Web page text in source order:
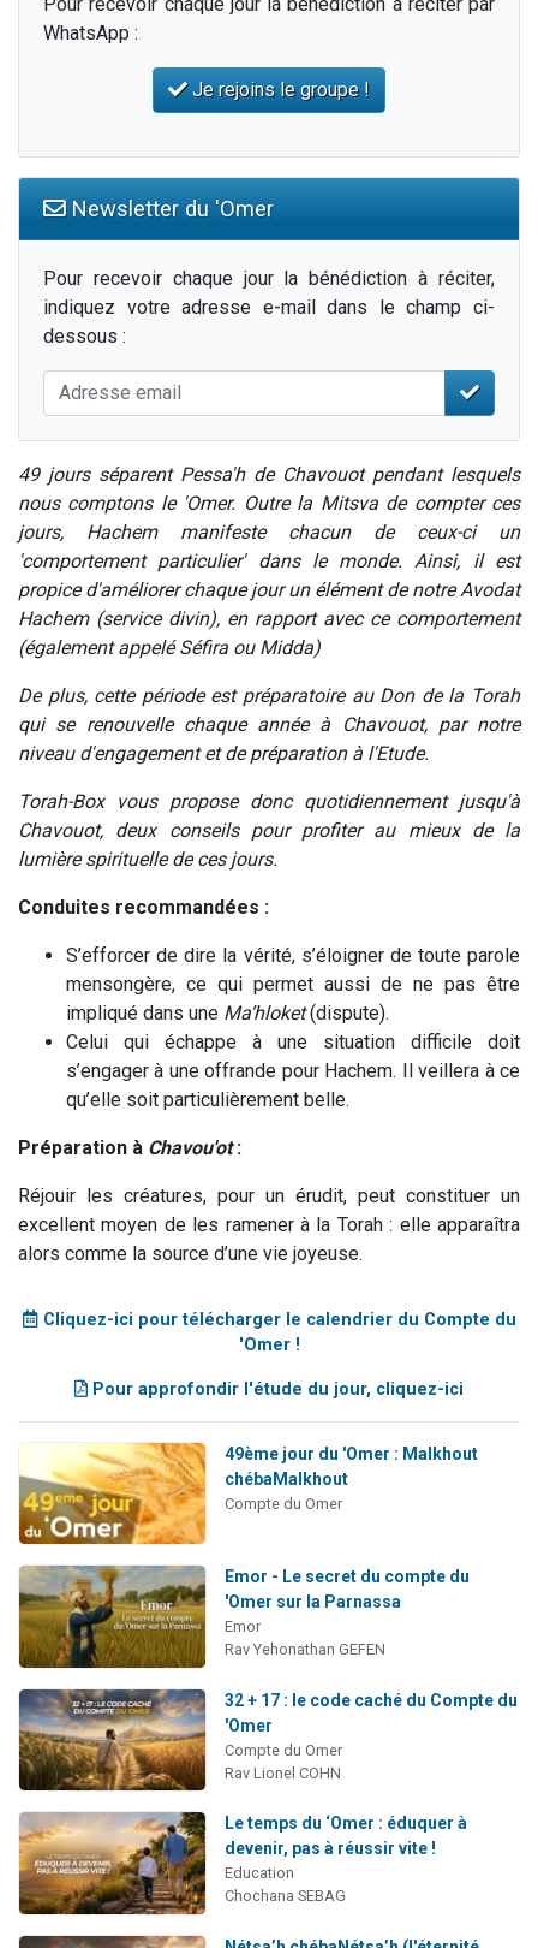
WhatsApp :
Je rejoins le groupe !
Newsletter du 'Omer
Pour recevoir chaque jour la bénédiction à réciter,
indiquez votre adresse e-mail dans le champ ci-
dessous :
49 jours séparent Pessa'h de Chavouot pendant lesquels
nous comptons le 'Omer. Outre la Mitsva de compter ces
jours, Hachem manifeste chacun de ceux-ci un
'comportement particulier' dans le monde. Ainsi, il est
propice d'améliorer chaque jour un élément de notre Avodat
Hachem (service divin), en rapport avec ce comportement
(également appelé Séfira ou Midda)
De plus, cette période est préparatoire au Don de la Torah
qui se renouvelle chaque année à Chavouot, par notre
niveau d'engagement et de préparation à l'Etude.
Torah-Box vous propose donc quotidiennement jusqu'à
Chavouot, deux conseils pour profiter au mieux de la
lumière spirituelle de ces jours.
Conduites recommandées :
S’efforcer de dire la vérité, s’éloigner de toute parole
mensongère, ce qui permet aussi de ne pas être
impliqué dans une Ma’hloket(dispute).
Celui qui échappe à une situation difficile doit
s’engager à une offrande pour Hachem. Il veillera à ce
qu’elle soit particulièrement belle.
Préparation à Chavou'ot:
Réjouir les créatures, pour un érudit, peut constituer un
excellent moyen de les ramener à la Torah : elle apparaîtra
alors comme la source d’une vie joyeuse.
Cliquez-ici pour télécharger le calendrier du Compte du
'Omer !
Pour approfondir l'étude du jour, cliquez-ici
49ème jour du 'Omer : Malkhout
chébaMalkhout
Compte du Omer
Emor - Le secret du compte du
'Omer sur la Parnassa
Emor
Rav Yehonathan GEFEN
32 + 17 : le code caché du Compte du
'Omer
Compte du Omer
Rav Lionel COHN
Le temps du ‘Omer : éduquer à
devenir, pas à réussir vite !
Education
Chochana SEBAG